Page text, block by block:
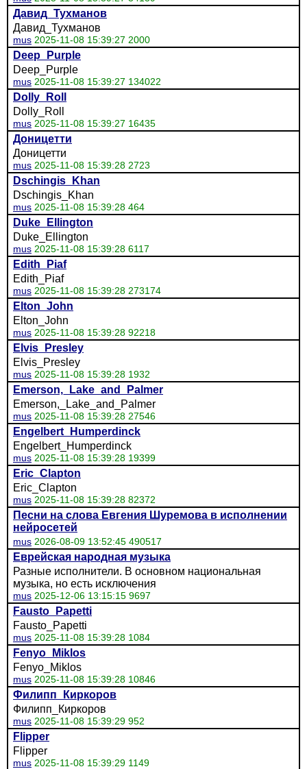
Давид_Тухманов
Давид_Тухманов
mus 2025-11-08 15:39:27 2000
Deep_Purple
Deep_Purple
mus 2025-11-08 15:39:27 134022
Dolly_Roll
Dolly_Roll
mus 2025-11-08 15:39:27 16435
Доницетти
Доницетти
mus 2025-11-08 15:39:28 2723
Dschingis_Khan
Dschingis_Khan
mus 2025-11-08 15:39:28 464
Duke_Ellington
Duke_Ellington
mus 2025-11-08 15:39:28 6117
Edith_Piaf
Edith_Piaf
mus 2025-11-08 15:39:28 273174
Elton_John
Elton_John
mus 2025-11-08 15:39:28 92218
Elvis_Presley
Elvis_Presley
mus 2025-11-08 15:39:28 1932
Emerson,_Lake_and_Palmer
Emerson,_Lake_and_Palmer
mus 2025-11-08 15:39:28 27546
Engelbert_Humperdinck
Engelbert_Humperdinck
mus 2025-11-08 15:39:28 19399
Eric_Clapton
Eric_Clapton
mus 2025-11-08 15:39:28 82372
Песни на слова Евгения Шуремова в исполнении
нейросетей
mus 2026-08-09 13:52:45 490517
Еврейская народная музыка
Разные исполнители. В основном национальная
музыка, но есть исключения
mus 2025-12-06 13:15:15 9697
Fausto_Papetti
Fausto_Papetti
mus 2025-11-08 15:39:28 1084
Fenyo_Miklos
Fenyo_Miklos
mus 2025-11-08 15:39:28 10846
Филипп_Киркоров
Филипп_Киркоров
mus 2025-11-08 15:39:29 952
Flipper
Flipper
mus 2025-11-08 15:39:29 1149